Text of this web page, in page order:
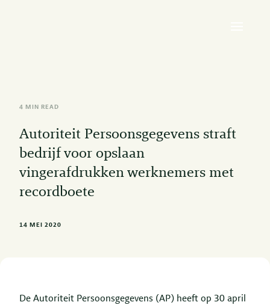
4 MIN READ
Autoriteit Persoonsgegevens straft
bedrijf voor opslaan
vingerafdrukken werknemers met
recordboete
14 MEI 2020
De Autoriteit Persoonsgegevens (AP) heeft op 30 april